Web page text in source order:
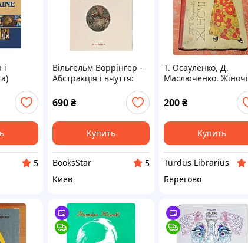
5
Вільгельм Воррінґер -
Абстракція і вчуття:
Вибрані праці з теорії
мистецтва
690₴
Купить
BooksStar
5
Киев
Т. Осауленко, Д.
Маслюченко. Жіночі
200 ₴
Купить
Turdus Librarius
Берегово